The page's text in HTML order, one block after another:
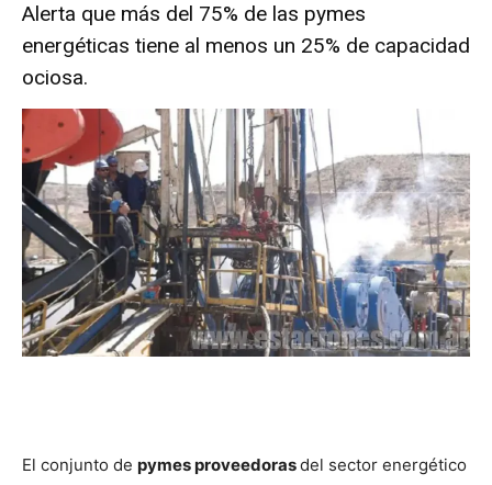
Alerta que más del 75% de las pymes
energéticas tiene al menos un 25% de capacidad
ociosa.
El conjunto de pymes proveedorasdel sector energético